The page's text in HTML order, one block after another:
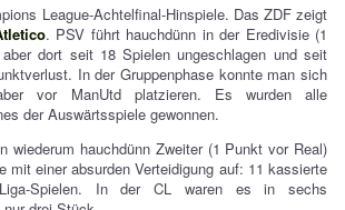
League-Achtelfinal-Hinspiele. Das ZDF zeigt
. PSV führt hauchdünn in der Eredivisie (1
dort seit 18 Spielen ungeschlagen und seit
In der Gruppenphase konnte man sich
vor ManUtd platzieren. Es wurden alle
der Auswärtsspiele gewonnen.
wiederum hauchdünn Zweiter (1 Punkt vor Real)
mit einer absurden Verteidigung auf: 11 kassierte
Spielen. In der CL waren es in sechs